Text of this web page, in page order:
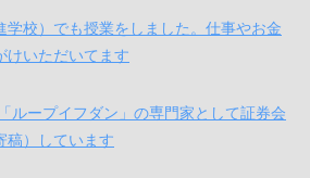
投資ブロガーとして取材していただきま
、有名な日経の雑誌に取材されました